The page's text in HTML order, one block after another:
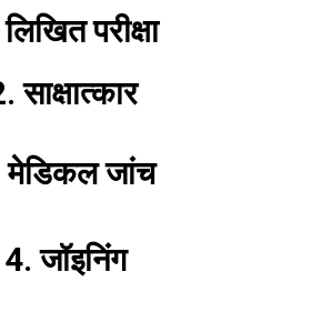
परीक्षा
साक्षात्कार
मेडिकल जांच
4. जॉइनिंग